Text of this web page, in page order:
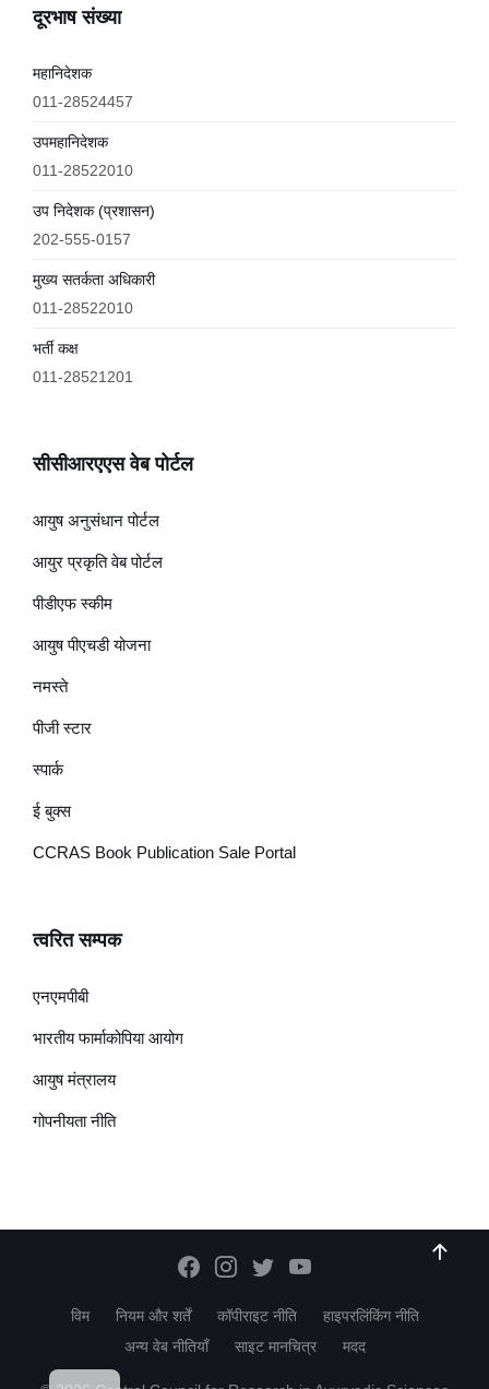
दूरभाष संख्या
महानिदेशक
011-28524457
उपमहानिदेशक
011-28522010
उप निदेशक (प्रशासन)
202-555-0157
मुख्य सतर्कता अधिकारी
011-28522010
भर्ती कक्ष
011-28521201
सीसीआरएएस वेब पोर्टल
आयुष अनुसंधान पोर्टल
आयुर प्रकृति वेब पोर्टल
पीडीएफ स्कीम
आयुष पीएचडी योजना
नमस्ते
पीजी स्टार
स्पार्क
ई बुक्स
CCRAS Book Publication Sale Portal
त्वरित सम्पक
एनएमपीबी
भारतीय फार्माकोपिया आयोग
आयुष मंत्रालय
गोपनीयता नीति
विम नियम और शर्तें कॉपीराइट नीति
हाइपरलिंकिंग नीति
अन्य वेब नीतियाँ
साइट मानचित्र मदद